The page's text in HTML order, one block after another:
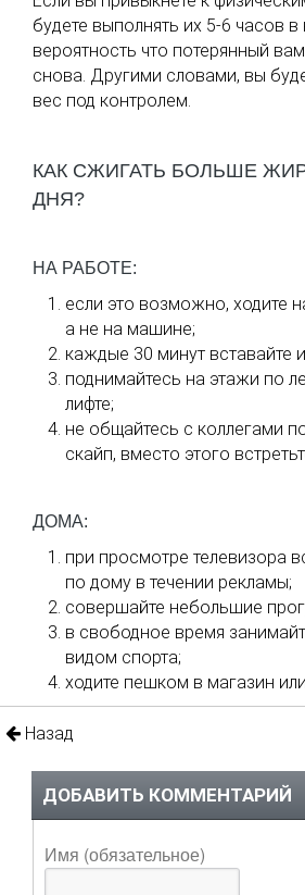
будете выполнять их 5-6 часов
вероятность что потерянный
снова. Другими словами, вы
вес под контролем.
КАК СЖИГАТЬ БОЛЬШЕ
ДНЯ?
НА РАБОТЕ:
если это возможно, ходите
а не на машине;
каждые 30 минут вставайте
поднимайтесь на этажи по
лифте;
не общайтесь с коллегами
скайп, вместо этого
ДОМА:
при просмотре телевизора
по дому в течении рекламы;
совершайте небольшие
в свободное время
видом спорта;
ходите пешком в магазин
Назад
ДОБАВИТЬ КОММЕНТАРИЙ
Имя (обязательное)